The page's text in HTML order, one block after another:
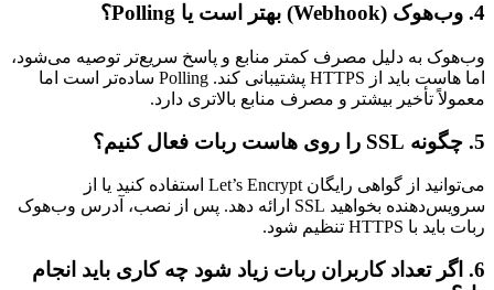
4. وب‌هوک (Webhook) بهتر است یا Polling؟
وب‌هوک به دلیل مصرف کمتر منابع و پاسخ سریع‌تر توصیه می‌شود،
اما هاست باید از HTTPS پشتیبانی کند. Polling ساده‌تر است اما
معمولاً تأخیر بیشتر و مصرف منابع بالاتری دارد.
5. چگونه SSL را روی هاست ربات فعال کنیم؟
می‌توانید از گواهی رایگان Let’s Encrypt استفاده کنید یا از
سرویس‌دهنده بخواهید SSL ارائه دهد. پس از نصب، آدرس وب‌هوک
ربات باید با HTTPS تنظیم شود.
6. اگر تعداد کاربران ربات زیاد شود چه کاری باید انجام